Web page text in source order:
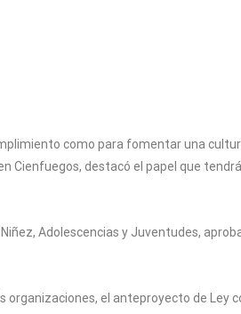
como para fomentar una
Cienfuegos, destacó el papel que
Adolescencias y Juventudes,
organizaciones, el anteproyecto de Ley